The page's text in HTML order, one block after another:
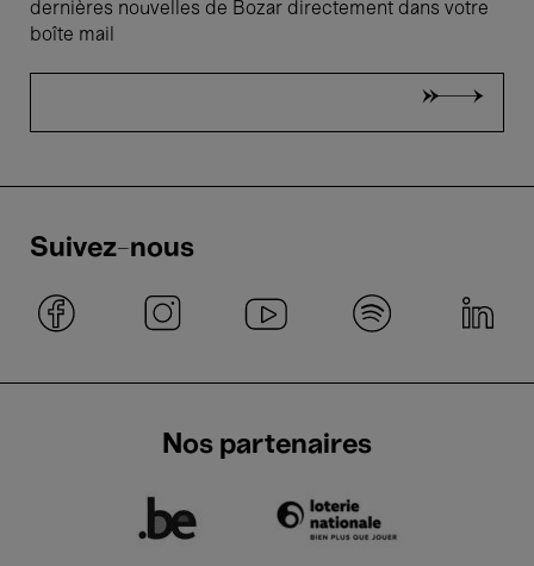
dernières nouvelles de Bozar directement dans votre
boîte mail
Suivez-nous
Nos partenaires